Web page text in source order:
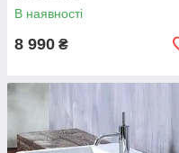
В наявності
8 990 ₴